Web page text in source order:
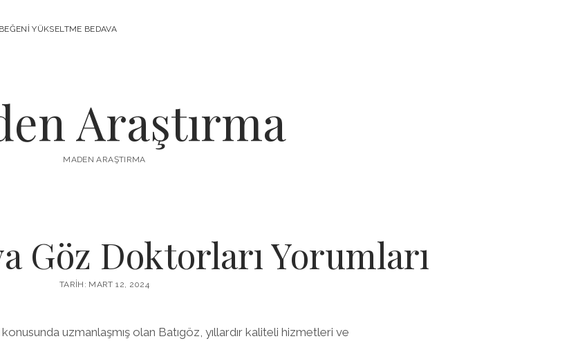
YÜKSELTME BEDAVA
Araştırma
MADEN ARAŞTIRMA
Göz Doktorları Yorumları
TARIH: MART 12, 2024
uzmanlaşmış olan Batıgöz, yıllardır kaliteli hizmetleri ve